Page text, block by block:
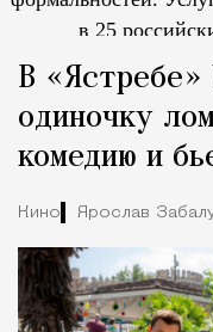
в 25
В «Ястребе»
одиночку
комедию и
Кино Ярослав